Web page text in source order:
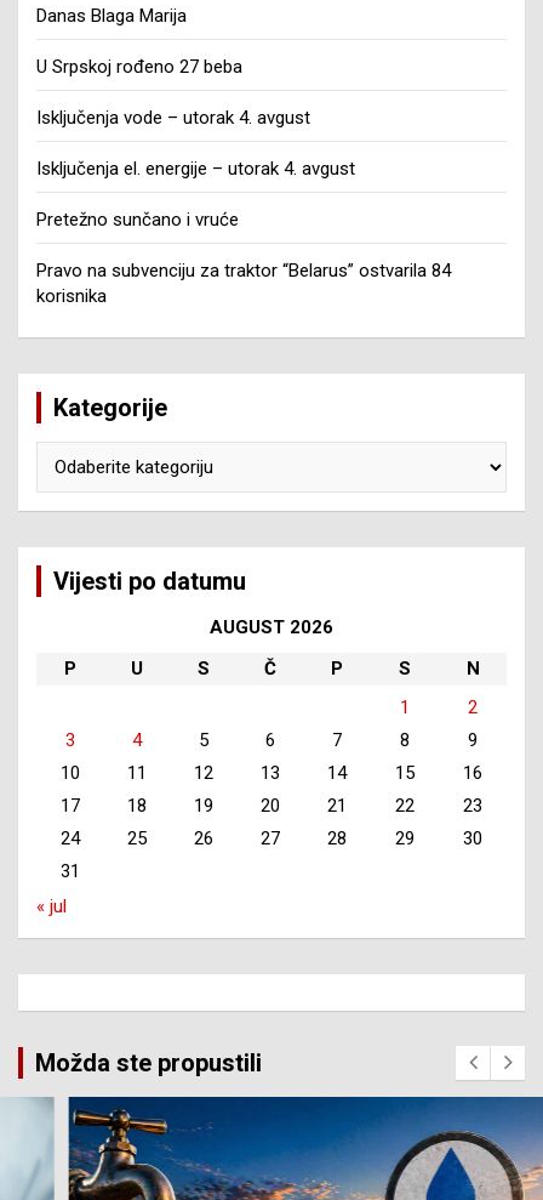
Danas Blaga Marija
U Srpskoj rođeno 27 beba
Isključenja vode – utorak 4. avgust
Isključenja el. energije – utorak 4. avgust
Pretežno sunčano i vruće
Pravo na subvenciju za traktor “Belarus” ostvarila 84
korisnika
Kategorije
Vijesti po datumu
AUGUST 2026
P
U S Č P S
N
1
2
3
4 5 6 7 8
9
10
11 12 13 14 15
16
17
18 19 20 21 22
23
24
25 26 27 28 29
30
31
« jul
Možda ste propustili